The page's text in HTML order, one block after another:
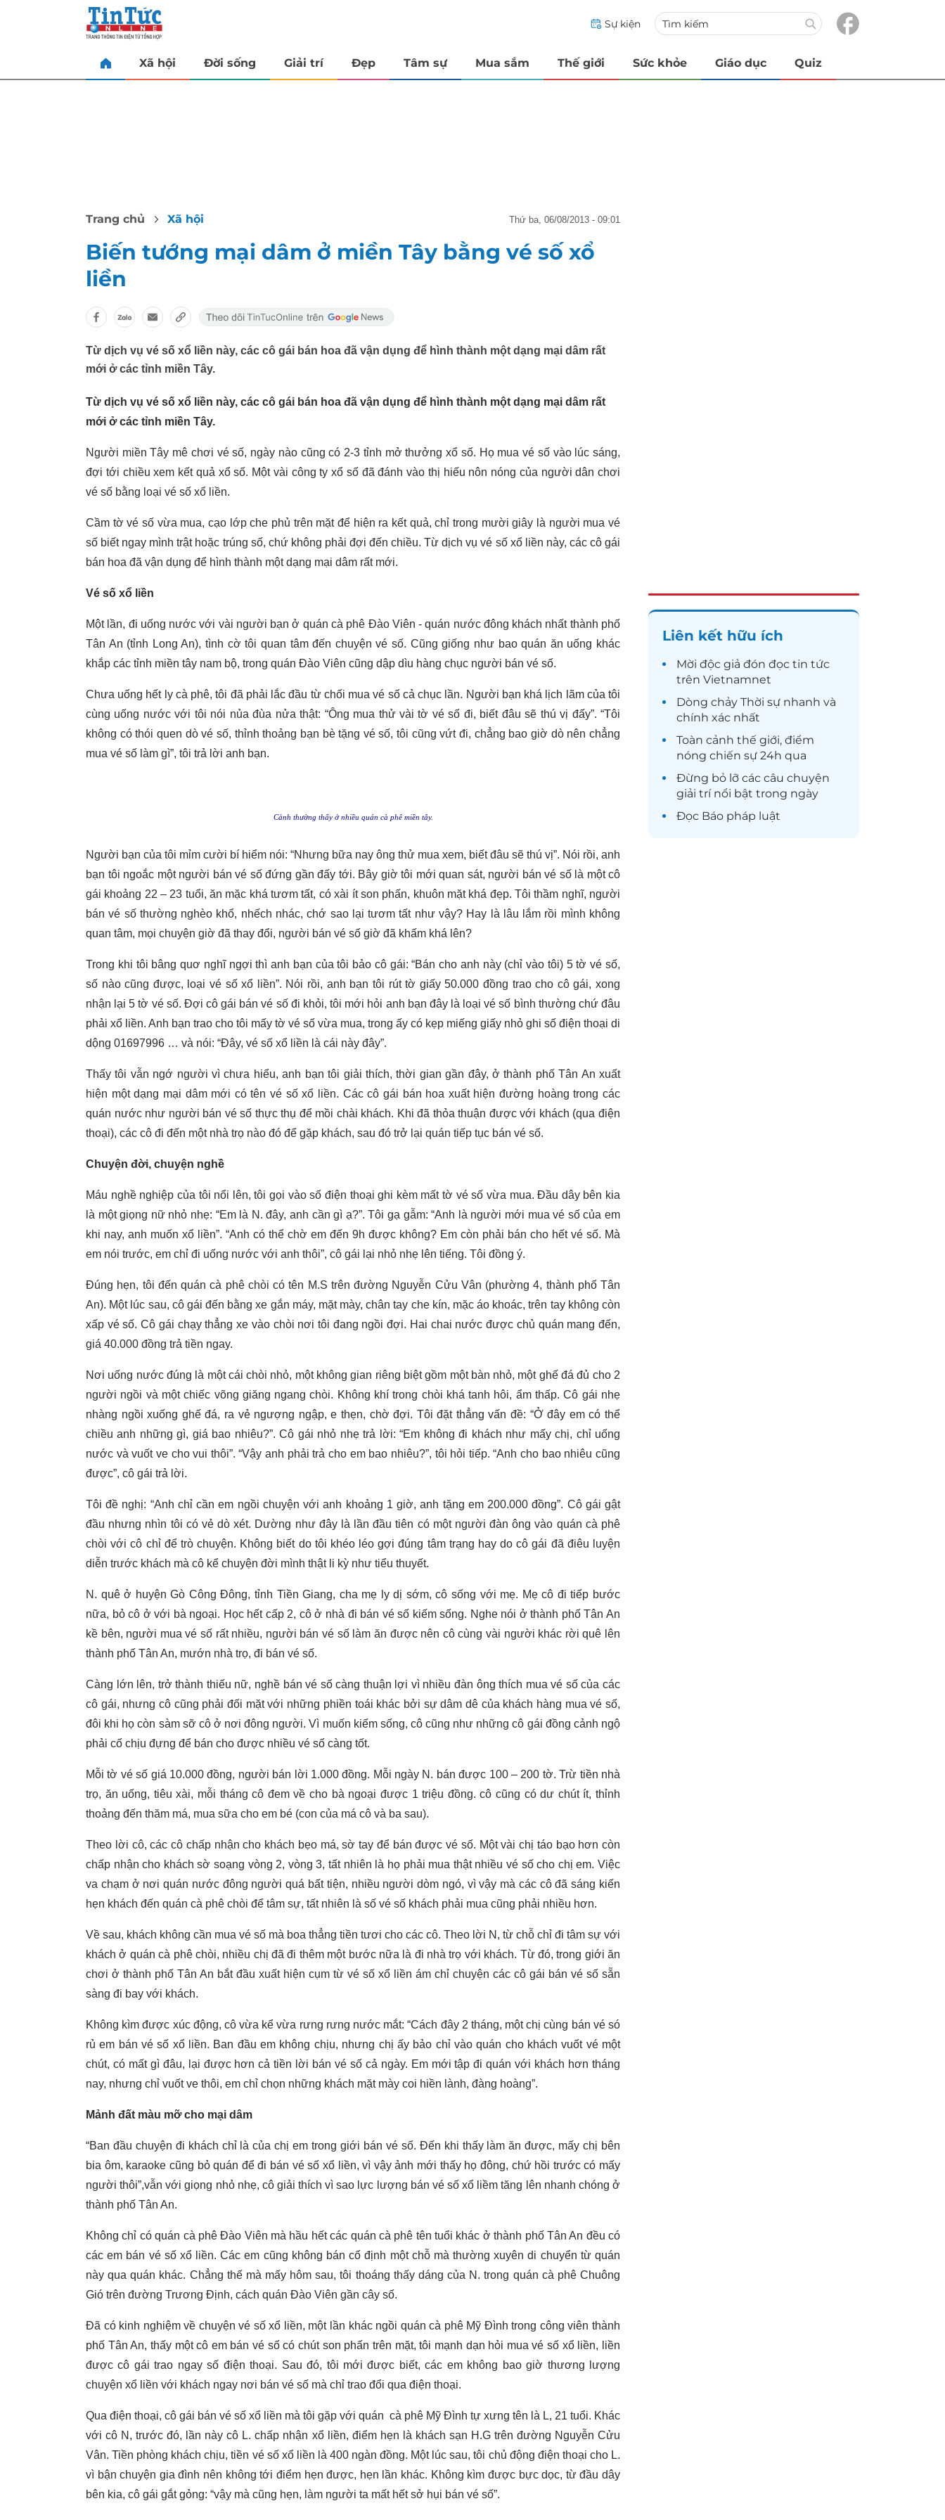
Sự kiện
Xã hội Đời sống Giải trí Đẹp Tâm sự Mua sắm Thế giới Sức khỏe Giáo dục Quiz
Trang chủ Xã hội thứ ba, 06/08/2013 - 09:01
Biến tướng mại dâm ở miền Tây bằng vé số xổ
liền
Từ dịch vụ vé số xổ liền này, các cô gái bán hoa đã vận dụng để hình thành một dạng mại dâm rất
mới ở các tỉnh miền Tây.
Từ dịch vụ vé số xổ liền này, các cô gái bán hoa đã vận dụng để hình thành một dạng mại dâm rất
mới ở các tỉnh miền Tây.
Người miền Tây mê chơi vé số, ngày nào cũng có 2-3 tỉnh mở thưởng xổ số. Họ mua vé số vào lúc sáng,
đợi tới chiều xem kết quả xổ số. Một vài công ty xổ số đã đánh vào thị hiếu nôn nóng của người dân chơi
vé số bằng loại vé số xổ liền.
Cầm tờ vé số vừa mua, cạo lớp che phủ trên mặt để hiện ra kết quả, chỉ trong mười giây là người mua vé
số biết ngay mình trật hoặc trúng số, chứ không phải đợi đến chiều. Từ dịch vụ vé số xổ liền này, các cô gái
bán hoa đã vận dụng để hình thành một dạng mại dâm rất mới.
Vé số xổ liền
Một lần, đi uống nước với vài người bạn ở quán cà phê Đào Viên - quán nước đông khách nhất thành phố
Tân An (tỉnh Long An), tình cờ tôi quan tâm đến chuyện vé số. Cũng giống như bao quán ăn uống khác
khắp các tỉnh miền tây nam bộ, trong quán Đào Viên cũng dập dìu hàng chục người bán vé số.
Chưa uống hết ly cà phê, tôi đã phải lắc đầu từ chối mua vé số cả chục lần. Người bạn khá lịch lãm của tôi
cùng uống nước với tôi nói nủa đùa nửa thật: “Ông mua thử vài tờ vé số đi, biết đâu sẽ thú vị đấy”. “Tôi
không có thói quen dò vé số, thỉnh thoảng bạn bè tặng vé số, tôi cũng vứt đi, chẳng bao giờ dò nên chẳng
mua vé số làm gì”, tôi trả lời anh bạn.
Cảnh thường thấy ở nhiều quán cà phê miền tây.
Người bạn của tôi mỉm cười bí hiểm nói: “Nhưng bữa nay ông thử mua xem, biết đâu sẽ thú vị”. Nói rồi, anh
bạn tôi ngoắc một người bán vé số đứng gần đấy tới. Bây giờ tôi mới quan sát, người bán vé số là một cô
gái khoảng 22 – 23 tuổi, ăn mặc khá tươm tất, có xài ít son phấn, khuôn mặt khá đẹp. Tôi thầm nghĩ, người
bán vé số thường nghèo khổ, nhếch nhác, chớ sao lại tươm tất như vậy? Hay là lâu lắm rồi mình không
quan tâm, mọi chuyện giờ đã thay đổi, người bán vé số giờ đã khấm khá lên?
Trong khi tôi bâng quơ nghĩ ngợi thì anh bạn của tôi bảo cô gái: “Bán cho anh này (chỉ vào tôi) 5 tờ vé số,
số nào cũng được, loại vé số xổ liền”. Nói rồi, anh bạn tôi rút tờ giấy 50.000 đồng trao cho cô gái, xong
nhận lại 5 tờ vé số. Đợi cô gái bán vé số đi khỏi, tôi mới hỏi anh bạn đây là loại vé số bình thường chứ đâu
phải xổ liền. Anh bạn trao cho tôi mấy tờ vé số vừa mua, trong ấy có kẹp miếng giấy nhỏ ghi số điện thoại di
dộng 01697996 … và nói: “Đây, vé số xổ liền là cái này đây”.
Thấy tôi vẫn ngớ người vì chưa hiểu, anh bạn tôi giải thích, thời gian gần đây, ở thành phố Tân An xuất
hiện một dạng mại dâm mới có tên vé số xổ liền. Các cô gái bán hoa xuất hiện đường hoàng trong các
quán nước như người bán vé số thực thụ để mồi chài khách. Khi đã thỏa thuận được với khách (qua điện
thoại), các cô đi đến một nhà trọ nào đó để gặp khách, sau đó trở lại quán tiếp tục bán vé số.
Chuyện đời, chuyện nghề
Máu nghề nghiệp của tôi nổi lên, tôi gọi vào số điện thoại ghi kèm mất tờ vé số vừa mua. Đầu dây bên kia
là một giọng nữ nhỏ nhẹ: “Em là N. đây, anh cần gì ạ?”. Tôi gạ gẫm: “Anh là người mới mua vé số của em
khi nay, anh muốn xổ liền”. “Anh có thể chờ em đến 9h được không? Em còn phải bán cho hết vé số. Mà
em nói trước, em chỉ đi uống nước với anh thôi”, cô gái lại nhỏ nhẹ lên tiếng. Tôi đồng ý.
Đúng hẹn, tôi đến quán cà phê chòi có tên M.S trên đường Nguyễn Cửu Vân (phường 4, thành phố Tân
An). Một lúc sau, cô gái đến bằng xe gắn máy, mặt mày, chân tay che kín, mặc áo khoác, trên tay không còn
xấp vé số. Cô gái chạy thẳng xe vào chòi nơi tôi đang ngồi đợi. Hai chai nước được chủ quán mang đến,
giá 40.000 đồng trả tiền ngay.
Nơi uống nước đúng là một cái chòi nhỏ, một không gian riêng biệt gồm một bàn nhỏ, một ghế đá đủ cho 2
người ngồi và một chiếc võng giăng ngang chòi. Không khí trong chòi khá tanh hôi, ẩm thấp. Cô gái nhẹ
nhàng ngồi xuống ghế đá, ra vẻ ngượng ngập, e thẹn, chờ đợi. Tôi đặt thẳng vấn đề: “Ở đây em có thể
chiều anh những gì, giá bao nhiêu?”. Cô gái nhỏ nhẹ trả lời: “Em không đi khách như mấy chị, chỉ uống
nước và vuốt ve cho vui thôi”. “Vậy anh phải trả cho em bao nhiêu?”, tôi hỏi tiếp. “Anh cho bao nhiêu cũng
được”, cô gái trả lời.
Tôi đề nghị: “Anh chỉ cần em ngồi chuyện với anh khoảng 1 giờ, anh tặng em 200.000 đồng”. Cô gái gật
đầu nhưng nhìn tôi có vẻ dò xét. Dường như đây là lần đầu tiên có một người đàn ông vào quán cà phê
chòi với cô chỉ để trò chuyện. Không biết do tôi khéo léo gợi đúng tâm trạng hay do cô gái đã điêu luyện
diễn trước khách mà cô kể chuyện đời mình thật li kỳ như tiểu thuyết.
N. quê ở huyện Gò Công Đông, tỉnh Tiền Giang, cha mẹ ly dị sớm, cô sống với mẹ. Mẹ cô đi tiếp bước
nữa, bỏ cô ở với bà ngoại. Học hết cấp 2, cô ở nhà đi bán vé số kiếm sống. Nghe nói ở thành phố Tân An
kề bên, người mua vé số rất nhiều, người bán vé số làm ăn được nên cô cùng vài người khác rời quê lên
thành phố Tân An, mướn nhà trọ, đi bán vé số.
Càng lớn lên, trở thành thiếu nữ, nghề bán vé số càng thuận lợi vì nhiều đàn ông thích mua vé số của các
cô gái, nhưng cô cũng phải đối mặt với những phiền toái khác bởi sự dâm dê của khách hàng mua vé số,
đôi khi họ còn sàm sỡ cô ở nơi đông người. Vì muốn kiếm sống, cô cũng như những cô gái đồng cảnh ngộ
phải cố chịu đựng để bán cho được nhiều vé số càng tốt.
Mỗi tờ vé số giá 10.000 đồng, người bán lời 1.000 đồng. Mỗi ngày N. bán được 100 – 200 tờ. Trừ tiền nhà
trọ, ăn uống, tiêu xài, mỗi tháng cô đem về cho bà ngoại được 1 triệu đồng. cô cũng có dư chút ít, thỉnh
thoảng đến thăm má, mua sữa cho em bé (con của má cô và ba sau).
Theo lời cô, các cô chấp nhận cho khách bẹo má, sờ tay để bán được vé số. Một vài chị táo bạo hơn còn
chấp nhận cho khách sờ soạng vòng 2, vòng 3, tất nhiên là họ phải mua thật nhiều vé số cho chị em. Việc
va chạm ở nơi quán nước đông người quá bất tiện, nhiều người dòm ngó, vì vậy mà các cô đã sáng kiến
hẹn khách đến quán cà phê chòi để tâm sự, tất nhiên là số vé số khách phải mua cũng phải nhiều hơn.
Về sau, khách không cần mua vé số mà boa thẳng tiền tươi cho các cô. Theo lời N, từ chỗ chỉ đi tâm sự với
khách ở quán cà phê chòi, nhiều chị đã đi thêm một bước nữa là đi nhà trọ với khách. Từ đó, trong giới ăn
chơi ở thành phố Tân An bắt đầu xuất hiện cụm từ vé số xổ liền ám chỉ chuyện các cô gái bán vé số sẵn
sàng đi bay với khách.
Không kìm được xúc động, cô vừa kể vừa rưng rưng nước mắt: “Cách đây 2 tháng, một chị cùng bán vé só
rủ em bán vé số xổ liền. Ban đầu em không chịu, nhưng chị ấy bảo chỉ vào quán cho khách vuốt vé một
chút, có mất gì đâu, lại được hơn cả tiền lời bán vé số cả ngày. Em mới tập đi quán với khách hơn tháng
nay, nhưng chỉ vuốt ve thôi, em chỉ chọn những khách mặt mày coi hiền lành, đàng hoàng”.
Mảnh đất màu mỡ cho mại dâm
“Ban đầu chuyện đi khách chỉ là của chị em trong giới bán vé số. Đến khi thấy làm ăn được, mấy chị bên
bia ôm, karaoke cũng bỏ quán để đi bán vé số xổ liền, vì vậy ảnh mới thấy họ đông, chứ hồi trước có mấy
người thôi”,vẫn với giọng nhỏ nhẹ, cô giải thích vì sao lực lượng bán vé số xổ liềm tăng lên nhanh chóng ở
thành phố Tân An.
Không chỉ có quán cà phê Đào Viên mà hầu hết các quán cà phê tên tuổi khác ở thành phố Tân An đều có
các em bán vé số xổ liền. Các em cũng không bán cố định một chỗ mà thường xuyên di chuyển từ quán
này qua quán khác. Chẳng thế mà mấy hôm sau, tôi thoáng thấy dáng của N. trong quán cà phê Chuông
Gió trên đường Trương Định, cách quán Đào Viên gần cây số.
Đã có kinh nghiệm về chuyện vé số xổ liền, một lần khác ngồi quán cà phê Mỹ Đình trong công viên thành
phố Tân An, thấy một cô em bán vé số có chút son phấn trên mặt, tôi mạnh dạn hỏi mua vé số xổ liền, liền
được cô gái trao ngay số điện thoại. Sau đó, tôi mới được biết, các em không bao giờ thương lượng
chuyện xổ liền với khách ngay nơi bán vé số mà chỉ trao đổi qua điện thoại.
Qua điện thoại, cô gái bán vé số xổ liền mà tôi gặp với quán cà phê Mỹ Đình tự xưng tên là L, 21 tuổi. Khác
với cô N, trước đó, lần này cô L. chấp nhận xổ liền, điểm hẹn là khách sạn H.G trên đường Nguyễn Cửu
Vân. Tiền phòng khách chịu, tiền vé số xổ liền là 400 ngàn đồng. Một lúc sau, tôi chủ động điện thoại cho L.
vì bận chuyện gia đình nên không tới điểm hẹn được, hẹn lần khác. Không kìm được bực dọc, từ đầu dây
bên kia, cô gái gắt gỏng: “vậy mà cũng hẹn, làm người ta mất hết sở hụi bán vé số”.
Liên kết hữu ích
Mời độc giả đón đọc tin tức
trên Vietnamnet
Dòng chảy Thời sự nhanh và
chính xác nhất
Toàn cảnh thế giới, điểm
nóng chiến sự 24h qua
Đừng bỏ lỡ các câu chuyện
giải trínổi bật trong ngày
Đọc Báo pháp luật